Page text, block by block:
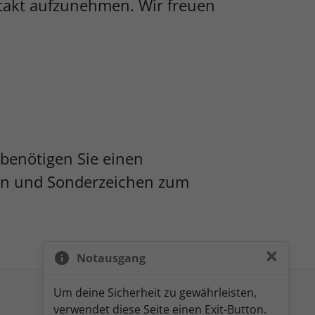
aufzunehmen. Wir freuen
Sie einen
und Sonderzeichen zum
Impressum
Datenschutz
Notausgang ×
Um deine Sicherheit zu gewährleisten,
verwendet diese Seite einen Exit-Button.